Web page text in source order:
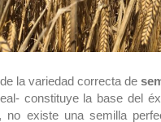
la variedad correcta de
constituye la base del
no existe una semilla